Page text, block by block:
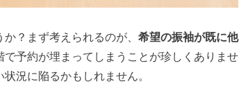
？まず考えられるのが、 希望の振袖が既に他
予約が埋まってしまうことが珍しくありませ
況に陥るかもしれません。